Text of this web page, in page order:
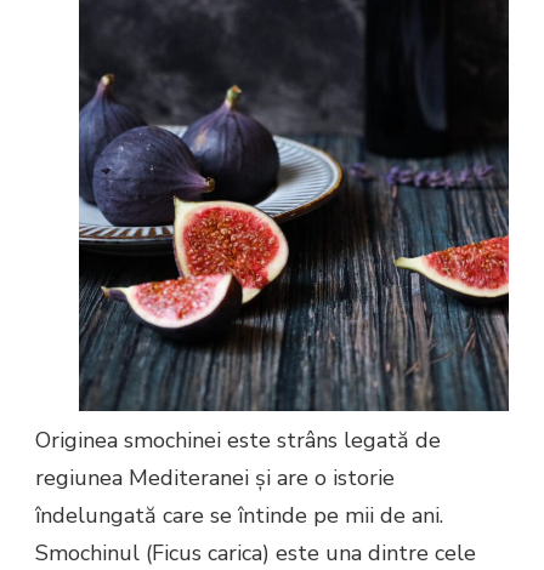
Originea smochinei este strâns legată de
regiunea Mediteranei și are o istorie
îndelungată care se întinde pe mii de ani.
Smochinul (Ficus carica) este una dintre cele